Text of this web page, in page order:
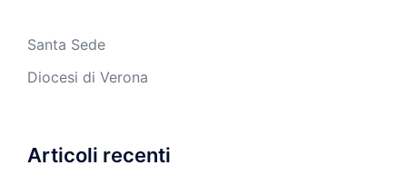
Santa Sede
Diocesi di Verona
Articoli recenti